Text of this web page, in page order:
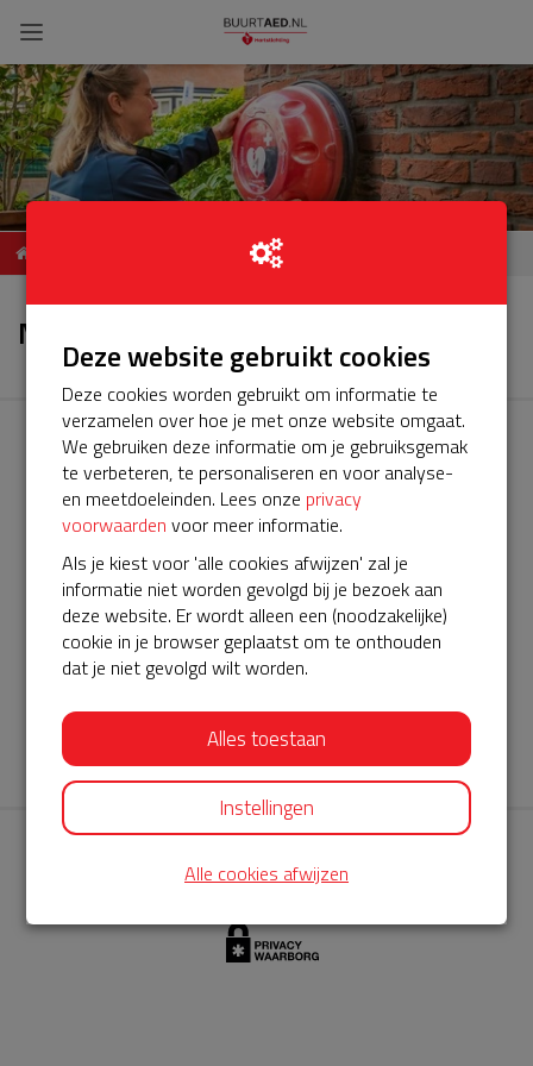
AED Bergeonstraat 28 (bij
Nieuws
AED360-ProCardio
ServiceBuurtAED wordt aangeboden door de Hartstichting en
AED360-ProCardio. Net als bij BuurtAED is AED360-ProCardio
de leverancier van het servicepakket en ontzorgen zij jou de
komende jaren. AED360-ProCardio is gespecialiseerd in de
levering en het onderhoud van Philips AED’s.
Deze website gebruikt cookies
Deze cookies worden gebruikt om informatie te
verzamelen over hoe je met onze website omgaat.
We gebruiken deze informatie om je gebruiksgemak
te verbeteren, te personaliseren en voor analyse-
en meetdoeleinden. Lees onze privacy
voorwaarden voor meer informatie.
Als je kiest voor 'alle cookies afwijzen' zal je
informatie niet worden gevolgd bij je bezoek aan
deze website. Er wordt alleen een (noodzakelijke)
cookie in je browser geplaatst om te onthouden
dat je niet gevolgd wilt worden.
Alles toestaan
Instellingen
Alle cookies afwijzen